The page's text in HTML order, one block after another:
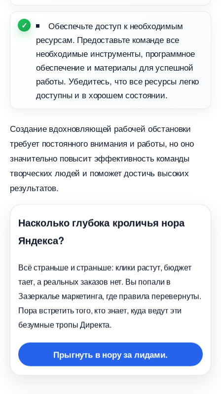
Обеспечьте доступ к необходимым
ресурсам. Предоставьте команде все
необходимые инструменты, программное
обеспечение и материалы для успешной
работы. Убедитесь, что все ресурсы легко
доступны и в хорошем состоянии.
Создание вдохновляющей рабочей обстановки
требует постоянного внимания и работы, но оно
значительно повысит эффективность команды
творческих людей и поможет достичь высоких
результатов.
Насколько глубока кроличья нора
Яндекса?
сё страньше и страньше: клики растут, бюджет
тает, а реальных заказов нет. Вы попали
Зазеркалье маркетинга, где правила перевернуты.
Пора встретить того, кто знает, куда ведут эти
езумные тропы Директа.
Прыгнуть в нору за лидами.